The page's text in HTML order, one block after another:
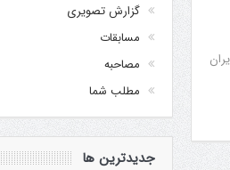
گزارش تصویری
مسابقات
مصاحبه
مطلب شما
جدیدترین ها